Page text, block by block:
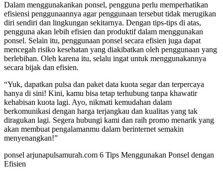
Dalam menggunakankan ponsel, pengguna perlu memperhatikan
efisiensi penggunaannya agar penggunaan tersebut tidak merugikan
diri sendiri dan lingkungan sekitarnya. Dengan tips-tips di atas,
pengguna akan lebih efisien dan produktif dalam menggunakan
ponsel. Selain itu, penggunaan ponsel secara efisien juga dapat
mencegah risiko kesehatan yang diakibatkan oleh penggunaan yang
berlebihan. Oleh karena itu, selalu ingat untuk menggunakannya
secara bijak dan efisien.
“Yuk, dapatkan pulsa dan paket data kuota segar dan terpercaya
hanya di sini! Kini, kamu bisa tetap terhubung tanpa khawatir
kehabisan kuota lagi. Ayo, nikmati kemudahan dalam
berkomunikasi dengan harga terjangkau dan kualitas yang tak
diragukan lagi. Segera hubungi kami dan raih promo menarik yang
akan membuat pengalamanmu dalam berinternet semakin
menyenangkan!”
ponsel arjunapulsamurah.com 6 Tips Menggunakan Ponsel dengan
Efisien